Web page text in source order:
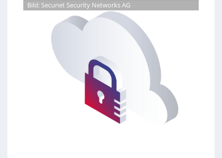
Bild: Secunet Security Networks AG